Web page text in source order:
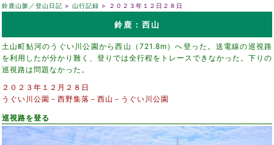
鈴鹿山脈／登山日記 山行記録 ２０２３年１２日２８日
鈴鹿：西山
土山町鮎河のうぐい川公園から西山（721.8m）へ登った。送電線の巡視路
を利用したが分かり難く、登りでは全行程をトレースできなかった。下りの
巡視路は問題なかった。
２０２３年１２月２８日
うぐい川公園－西野集落－西山－うぐい川公園
巡視路を登る